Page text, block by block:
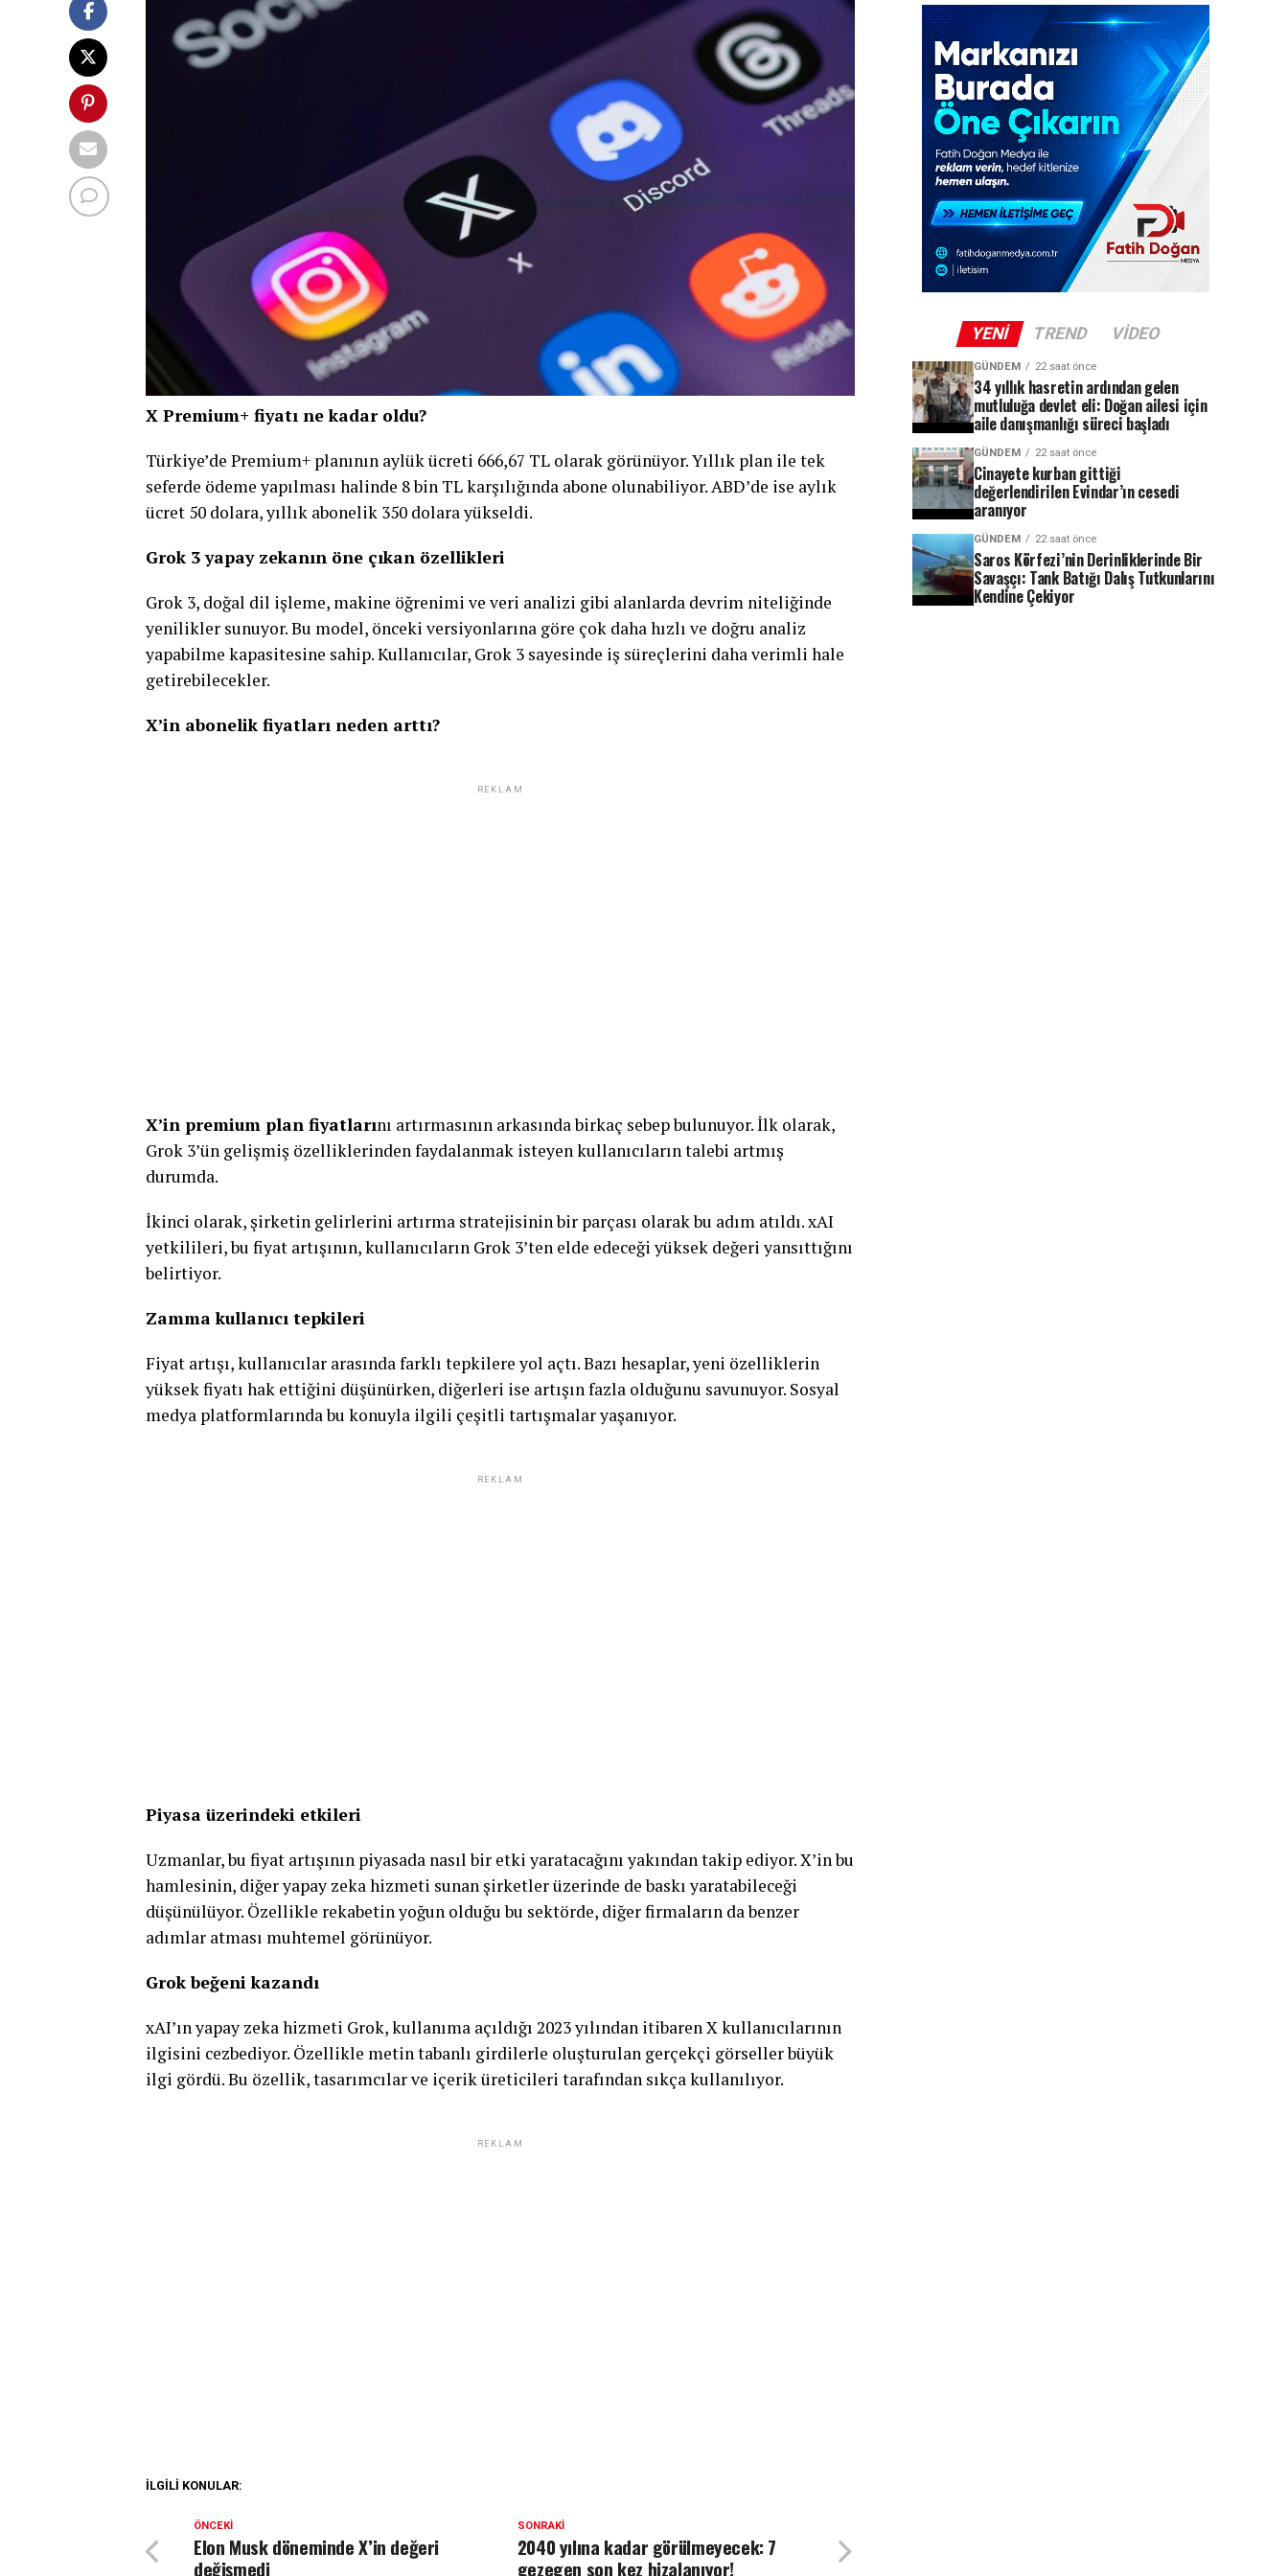
X Premium+ fiyatı ne kadar oldu?
Türkiye’de Premium+ planının aylük ücreti 666,67 TL olarak görünüyor. Yıllık plan ile tek
seferde ödeme yapılması halinde 8 bin TL karşılığında abone olunabiliyor. ABD’de ise aylık
ücret 50 dolara, yıllık abonelik 350 dolara yükseldi.
Grok 3 yapay zekanın öne çıkan özellikleri
Grok 3, doğal dil işleme, makine öğrenimi ve veri analizi gibi alanlarda devrim niteliğinde
yenilikler sunuyor. Bu model, önceki versiyonlarına göre çok daha hızlı ve doğru analiz
yapabilme kapasitesine sahip. Kullanıcılar, Grok 3 sayesinde iş süreçlerini daha verimli hale
getirebilecekler.
X’in abonelik fiyatları neden arttı?
REKLAM
X’in premium plan fiyatlarını artırmasının arkasında birkaç sebep bulunuyor. İlk olarak,
Grok 3’ün gelişmiş özelliklerinden faydalanmak isteyen kullanıcıların talebi artmış
durumda.
İkinci olarak, şirketin gelirlerini artırma stratejisinin bir parçası olarak bu adım atıldı. xAI
yetkilileri, bu fiyat artışının, kullanıcıların Grok 3’ten elde edeceği yüksek değeri yansıttığını
belirtiyor.
Zamma kullanıcı tepkileri
Fiyat artışı, kullanıcılar arasında farklı tepkilere yol açtı. Bazı hesaplar, yeni özelliklerin
yüksek fiyatı hak ettiğini düşünürken, diğerleri ise artışın fazla olduğunu savunuyor. Sosyal
medya platformlarında bu konuyla ilgili çeşitli tartışmalar yaşanıyor.
REKLAM
Piyasa üzerindeki etkileri
Uzmanlar, bu fiyat artışının piyasada nasıl bir etki yaratacağını yakından takip ediyor. X’in bu
hamlesinin, diğer yapay zeka hizmeti sunan şirketler üzerinde de baskı yaratabileceği
düşünülüyor. Özellikle rekabetin yoğun olduğu bu sektörde, diğer firmaların da benzer
adımlar atması muhtemel görünüyor.
Grok beğeni kazandı
xAI’ın yapay zeka hizmeti Grok, kullanıma açıldığı 2023 yılından itibaren X kullanıcılarının
ilgisini cezbediyor. Özellikle metin tabanlı girdilerle oluşturulan gerçekçi görseller büyük
ilgi gördü. Bu özellik, tasarımcılar ve içerik üreticileri tarafından sıkça kullanılıyor.
REKLAM
İLGILI KONULAR:
SONRAKI
2040 yılına kadar görülmeyecek: 7
gezegen son kez hizalanıyor!
ÖNCEKI
Elon Musk döneminde X’in değeri
değişmedi
YENI TREND VIDEO
GÜNDEM 22 saat önce
34 yıllık hasretin ardından gelen
mutluluğa devlet eli: Doğan ailesi için
aile danışmanlığı süreci başladı
GÜNDEM 22 saat önce
Cinayete kurban gittiği
değerlendirilen Evindar’ın cesedi
aranıyor
GÜNDEM 22 saat önce
Saros Körfezi’nin Derinliklerinde Bir
Savaşçı: Tank Batığı Dalış Tutkunlarını
Kendine Çekiyor